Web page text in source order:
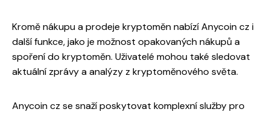
Kromě nákupu a prodeje kryptoměn nabízí Anycoin cz i
další funkce, jako je možnost opakovaných nákupů a
spoření do kryptoměn. Uživatelé mohou také sledovat
aktuální zprávy a analýzy z kryptoměnového světa.
Anycoin cz se snaží poskytovat komplexní služby pro